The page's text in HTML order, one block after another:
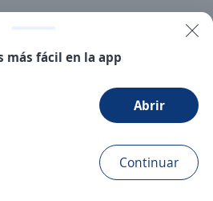
más fácil en la app
Abrir
Continuar